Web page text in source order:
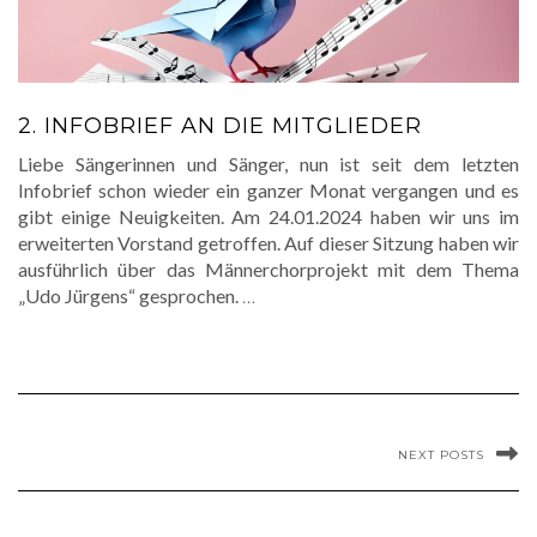
2. INFOBRIEF AN DIE MITGLIEDER
Liebe Sängerinnen und Sänger, nun ist seit dem letzten
Infobrief schon wieder ein ganzer Monat vergangen und es
gibt einige Neuigkeiten. Am 24.01.2024 haben wir uns im
erweiterten Vorstand getroffen. Auf dieser Sitzung haben wir
ausführlich über das Männerchorprojekt mit dem Thema
„Udo Jürgens“ gesprochen. …
NEXT POSTS